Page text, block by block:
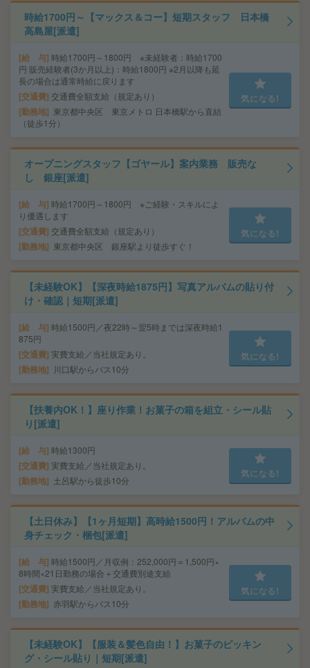
時給1700円～【マックス＆コー】短期スタッフ 日本橋
高島屋[派遣]
給 与 時給1700円～1800円 ※未経験者：時給1700
円 販売経験者(3か月以上)：時給1800円 ※2月以降も延
長の場合は通常時給に戻ります
交通費 交通費全額支給（規定あり）
勤務地
東京都中央区 東京メトロ 日本橋駅から直結
（徒歩1分）
気になる!
オープニングスタッフ【ゴヤール】案内業務 販売な
し 銀座[派遣]
給 与 時給1700円～1800円 ※ご経験・スキルによ
り優遇します
交通費 交通費全額支給（規定あり）
勤務地 東京都中央区 銀座駅より徒歩すぐ！
気になる!
【未経験OK】【深夜時給1875円】写真アルバムの貼り付
け・確認｜短期[派遣]
給 与 時給1500円／夜22時～翌5時までは深夜時給1
875円
交通費 実費支給／当社規定あり。
勤務地 川口駅からバス10分
気になる!
【扶養内OK！】座り作業！お菓子の箱を組立・シール貼
り[派遣]
給 与 時給1300円
交通費 実費支給／当社規定あり。
勤務地 土呂駅から徒歩10分
気になる!
【土日休み】【1ヶ月短期】高時給1500円！アルバムの中
身チェック・梱包[派遣]
給 与 時給1500円／月収例：252,000円＝1,500円×
8時間×21日勤務の場合＋交通費別途支給
交通費 実費支給／当社規定あり。
勤務地 赤羽駅からバス10分
気になる!
【未経験OK】【服装＆髪色自由！】お菓子のピッキン
グ・シール貼り｜短期[派遣]